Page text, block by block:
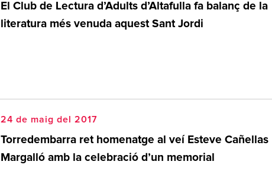
El Club de Lectura d’Adults d’Altafulla fa balanç de la
literatura més venuda aquest Sant Jordi
24 de maig del 2017
Torredembarra ret homenatge al veí Esteve Cañellas
Margalló amb la celebració d’un memorial